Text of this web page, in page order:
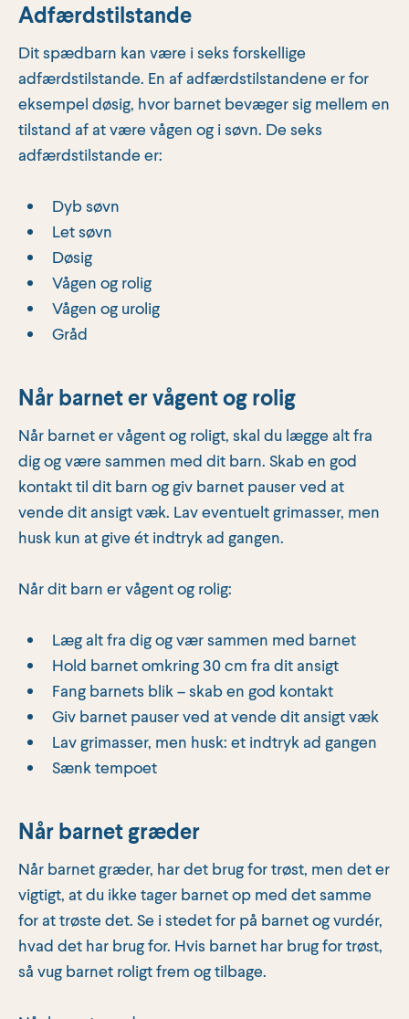
Adfærdstilstande
Dit spædbarn kan være i seks forskellige
adfærdstilstande. En af adfærdstilstandene er for
eksempel døsig, hvor barnet bevæger sig mellem en
tilstand af at være vågen og i søvn. De seks
adfærdstilstande er:
Dyb søvn
Let søvn
Døsig
Vågen og rolig
Vågen og urolig
Gråd
Når barnet er vågent og rolig
Når barnet er vågent og roligt, skal du lægge alt fra
dig og være sammen med dit barn. Skab en god
kontakt til dit barn og giv barnet pauser ved at
vende dit ansigt væk. Lav eventuelt grimasser, men
husk kun at give ét indtryk ad gangen.
Når dit barn er vågent og rolig:
Læg alt fra dig og vær sammen med barnet
Hold barnet omkring 30 cm fra dit ansigt
Fang barnets blik – skab en god kontakt
Giv barnet pauser ved at vende dit ansigt væk
Lav grimasser, men husk: et indtryk ad gangen
Sænk tempoet
Når barnet græder
Når barnet græder, har det brug for trøst, men det er
vigtigt, at du ikke tager barnet op med det samme
for at trøste det. Se i stedet for på barnet og vurdér,
hvad det har brug for. Hvis barnet har brug for trøst,
så vug barnet roligt frem og tilbage.